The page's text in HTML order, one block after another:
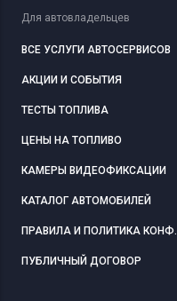
Для автовладельцев
ВСЕ УСЛУГИ АВТОСЕРВИСОВ
АКЦИИ И СОБЫТИЯ
ТЕСТЫ ТОПЛИВА
ЦЕНЫ НА ТОПЛИВО
КАМЕРЫ ВИДЕОФИКСАЦИИ
КАТАЛОГ АВТОМОБИЛЕЙ
ПРАВИЛА И ПОЛИТИКА КОНФ.
ПУБЛИЧНЫЙ ДОГОВОР